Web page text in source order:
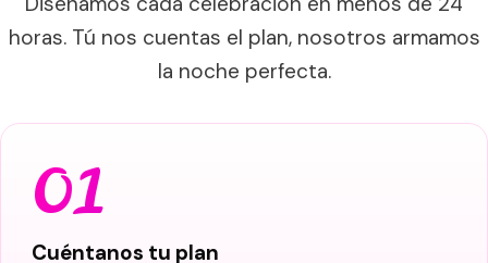
horas. Tú nos cuentas el plan, nosotros armamos
la noche perfecta.
Cuéntanos tu plan